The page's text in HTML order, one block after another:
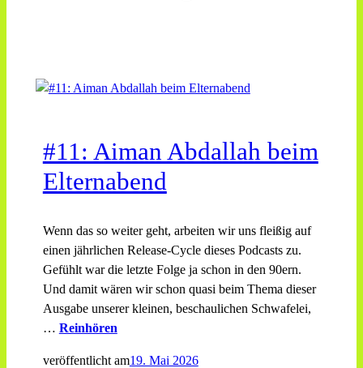
#11: Aiman Abdallah beim
Elternabend
Wenn das so weiter geht, arbeiten wir uns fleißig auf
einen jährlichen Release-Cycle dieses Podcasts zu.
Gefühlt war die letzte Folge ja schon in den 90ern.
Und damit wären wir schon quasi beim Thema dieser
Ausgabe unserer kleinen, beschaulichen Schwafelei,
… Reinhören
veröffentlicht am19. Mai 2026